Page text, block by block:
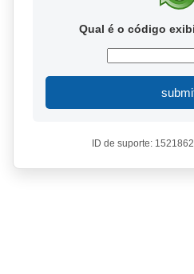
Qual é o código
ID de suporte: